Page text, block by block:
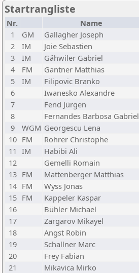
Startrangliste
Nr. Name
1
GM Gallagher Joseph
2
IM Joie Sebastien
3
IM Gähwiler Gabriel
4
FM Gantner Matthias
5
IM Filipovic Branko
6
Iwanesko Alexandre
7
Fend Jürgen
8
Fernandes Barbosa Gabriel
9
WGM Georgescu Lena
10 FM Rohrer Christophe
11 IM Habibi Ali
12
Gemelli Romain
13 FM Mattenberger Matthias
14 FM Wyss Jonas
15 FM Kappeler Kaspar
16
Bühler Michael
17
Zargarov Mikayel
18
Angst Robin
19
Schallner Marc
20
Frey Fabian
21
Mikavica Mirko